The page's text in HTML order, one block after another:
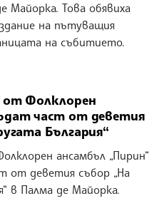
Майорка. Това обявиха
на пътуващия
на събитието.
от Фолклорен
част от деветия
България“
ансамбъл „Пирин“
от деветия събор „На
в Палма де Майорка.